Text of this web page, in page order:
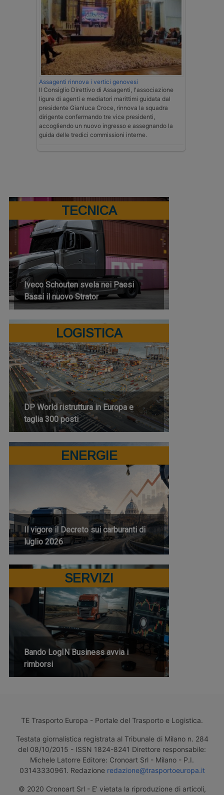
Assagenti rinnova i vertici genovesi
Il Consiglio Direttivo di Assagenti, l'associazione
ligure di agenti e mediatori marittimi guidata dal
presidente Gianluca Croce, rinnova la squadra
dirigente confermando tre vice presidenti,
accogliendo un nuovo ingresso e assegnando la
guida delle tredici commissioni interne.
TECNICA
Iveco Schouten svela nei Paesi
Bassi il nuovo Strator
LOGISTICA
DP World ristruttura in Europa e
taglia 300 posti
ENERGIE
Il vigore il Decreto sui carburanti di
luglio 2026
SERVIZI
Bando LogIN Business avvia i
rimborsi
TE Trasporto Europa - Portale del Trasporto e Logistica.
Testata giornalistica registrata al Tribunale di Milano n. 284
del 08/10/2015 - ISSN 1824-8241 Direttore responsabile:
Michele Latorre Editore: Cronoart Srl - Milano - P.I.
03143330961. Redazione redazione@trasportoeuropa.it
© 2020 Cronoart Srl - E' vietata la riproduzione di articoli,